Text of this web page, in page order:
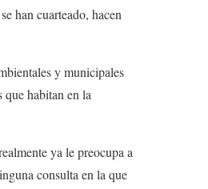
han cuarteado, hacen
y municipales
que habitan en la
ya le preocupa a
consulta en la que